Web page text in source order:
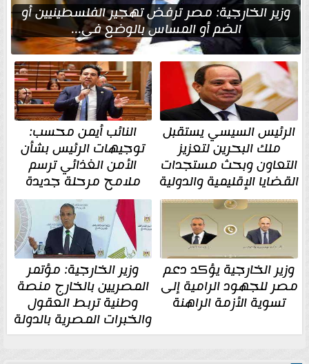
وزير الخارجية: مصر ترفض تهجير الفلسطينيين أو
الضم أو المساس بالوضع في...
الرئيس السيسي يستقبل
ملك البحرين لتعزيز
التعاون وبحث مستجدات
القضايا الإقليمية والدولية
النائب أيمن محسب:
توجيهات الرئيس بشأن
الأمن الغذائي ترسم
ملامح مرحلة جديدة
وزير الخارجية يؤكد دعم
مصر للجهود الرامية إلى
تسوية الأزمة الراهنة
وزير الخارجية: مؤتمر
المصريين بالخارج منصة
وطنية تربط العقول
والخبرات المصرية بالدولة